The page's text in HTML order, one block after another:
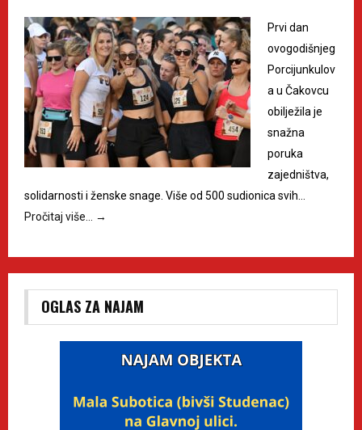
Prvi dan
ovogodišnjeg
Porcijunkulov
a u Čakovcu
obilježila je
snažna
poruka
zajedništva,
solidarnosti i ženske snage. Više od 500 sudionica svih…
Pročitaj više…
→
OGLAS ZA NAJAM